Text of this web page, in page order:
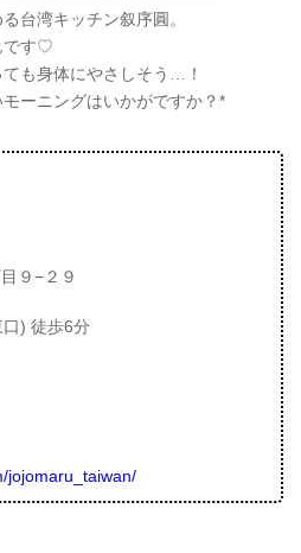
台湾キッチン叙序圓。
です♡
も身体にやさしそう…！
ーニングはいかがですか？*
９−２９
) 徒歩6分
jojomaru_taiwan/